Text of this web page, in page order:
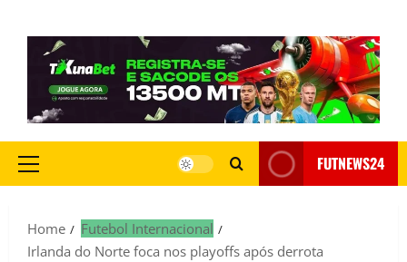
FUTNEWS24
Home
Futebol Internacional
Irlanda do Norte foca nos playoffs após derrota